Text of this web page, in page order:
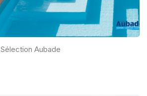
Sélection Aubade